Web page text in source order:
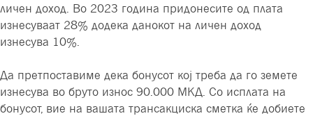
личен доход. Во 2023 година придонесите од плата
изнесуваат 28% додека данокот на личен доход
изнесува 10%.
Да претпоставиме дека бонусот кој треба да го земете
изнесува во бруто износ 90.000 МКД. Со исплата на
бонусот, вие на вашата трансакциска сметка ќе добиете